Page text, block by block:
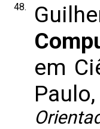
48.
em